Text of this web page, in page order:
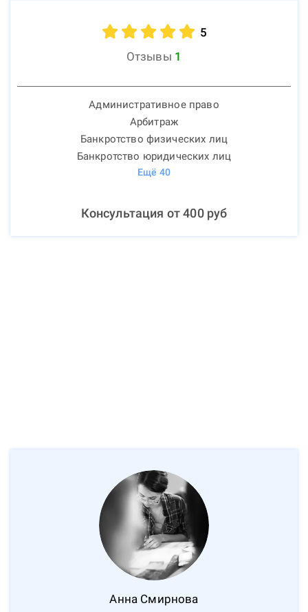
5
Отзывы 1
Административное право
Арбитраж
Банкротство физических лиц
Банкротство юридических лиц
Ещё 40
Консультация от400руб
Анна Смирнова